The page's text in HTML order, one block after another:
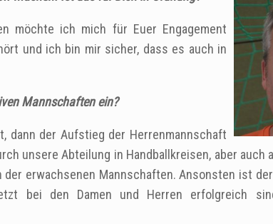
möchte ich mich für Euer Engagement
und ich bin mir sicher, dass es auch in
Mannschaften ein?
dann der Aufstieg der Herrenmannschaft
unsere Abteilung in Handballkreisen, aber‎ auch
erwachsenen Mannschaften. Ansonsten ist
bei den Damen und Herren erfolgreich